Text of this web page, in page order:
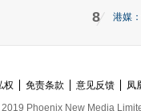
8 港媒
权 免责条款 意见反馈 凤
Phoenix New Media